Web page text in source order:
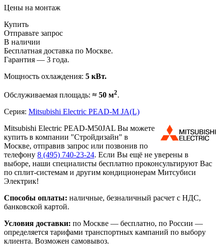
Цены на монтаж
Купить
Отправьте запрос
В наличии
Бесплатная доставка по Москве.
Гарантия — 3 года.
Мощность охлаждения: 5 кВт.
Обслуживаемая площадь: ≈ 50 м2.
Серия: Mitsubishi Electric PEAD-M JA(L)
Mitsubishi Electric PEAD-M50JAL Вы можете
купить в компании "Стройдизайн" в
Москве, отправив запрос или позвонив по
телефону 8 (495) 740-23-24. Если Вы ещё не уверены в
выборе, наши специалисты бесплатно проконсультируют Вас
по сплит-системам и другим кондиционерам Митсубиси
Электрик!
Способы оплаты: наличные, безналичный расчет с НДС,
банковской картой.
Условия доставки: по Москве — бесплатно, по России —
определяется тарифами транспортных кампаний по выбору
клиента. Возможен самовывоз.